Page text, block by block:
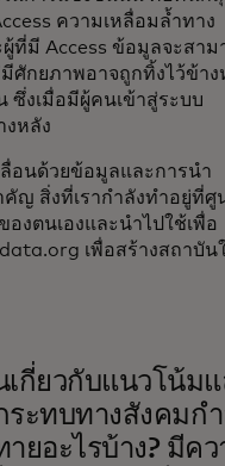
ความเหลื่อมล้ำทาง
ที่มี Access ข้อมูลจะสาม
ศักยภาพอาจถูกทิ้งไว้ข้าง
ซึ่งเมื่อมีผู้คนเข้าสู่ระบบ
งหลัง
ลื่อนด้วยข้อมูลและการนำ
คัญ สิ่งที่เรากำลังทำอยู่ที่ศู
งตนเองและนำไปใช้เพื่อ
เพื่อสร้างสถาบัน
กี่ยวกับแนวโน้ม
ะทบทางสังคมกำ
ยอะไรบ้าง? มีคว